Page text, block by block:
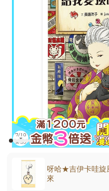
呀哈★吉伊卡哇旋
來